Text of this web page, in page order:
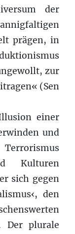
der
prägen, in
zur
(Sen
einer
und
Kulturen
sich gegen
den
Der plurale